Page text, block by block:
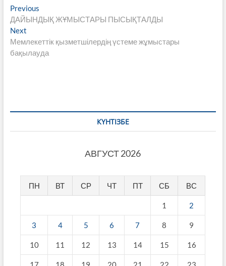
Навигация
по
записям
PreviousPrevious
post:
ДАЙЫНДЫҚ ЖҰМЫСТАРЫ ПЫСЫҚТАЛДЫ
NextNext
post:
Мемлекеттік қызметшілердің үстеме жұмыстары
бақылауда
КҮНТІЗБЕ
АВГУСТ 2026
ПН ВТ СР ЧТ ПТ СБ ВС
1 2
3 4 5 6 7 8 9
10 11 12 13 14 15 16